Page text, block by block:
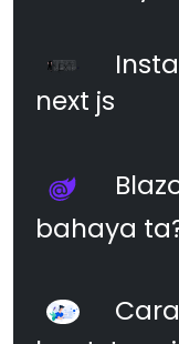
next js
bahaya